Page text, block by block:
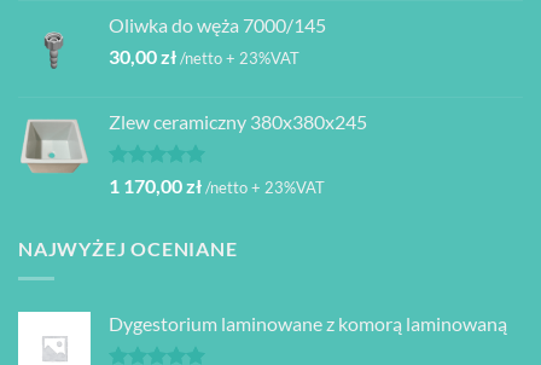
Oliwka do węża 7000/145
30,00zł/netto + 23%VAT
Zlew ceramiczny 380x380x245
Oceniono
na 5
1 170,00zł/netto + 23%VAT
NAJWYŻEJ OCENIANE
Dygestorium laminowane z komorą laminowaną